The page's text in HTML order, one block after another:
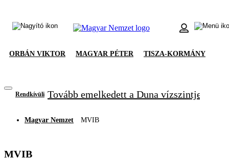
ORBÁN VIKTOR MAGYAR PÉTER TISZA-KORMÁNY
Rendkívüli Tovább emelkedett a Duna vízszintje,
Magyar Nemzet MVIB
MVIB